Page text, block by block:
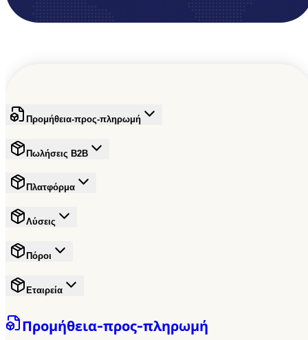
Προμήθεια-προς-πληρωμή
Πωλήσεις B2B
Πλατφόρμα
Λύσεις
Πόροι
Εταιρεία
Προμήθεια-προς-πληρωμή